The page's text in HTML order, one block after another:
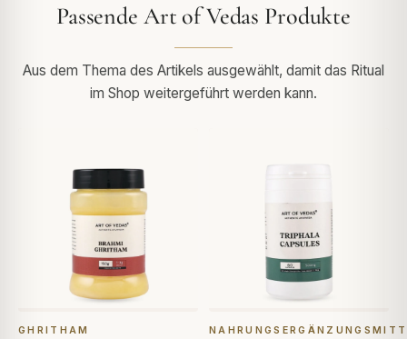
Passende Art of Vedas Produkte
Aus dem Thema des Artikels ausgewählt, damit das Ritual
im Shop weitergeführt werden kann.
GHRITHAM